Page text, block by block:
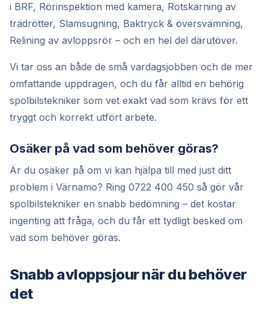
i BRF, Rörinspektion med kamera, Rotskärning av
trädrötter, Slamsugning, Baktryck & översvämning,
Relining av avloppsrör – och en hel del därutöver.
Vi tar oss an både de små vardagsjobben och de mer
omfattande uppdragen, och du får alltid en behörig
spolbilstekniker som vet exakt vad som krävs för ett
tryggt och korrekt utfört arbete.
Osäker på vad som behöver göras?
Är du osäker på om vi kan hjälpa till med just ditt
problem i Värnamo? Ring 0722 400 450 så gör vår
spolbilstekniker en snabb bedömning – det kostar
ingenting att fråga, och du får ett tydligt besked om
vad som behöver göras.
Snabb avloppsjour när du behöver
det